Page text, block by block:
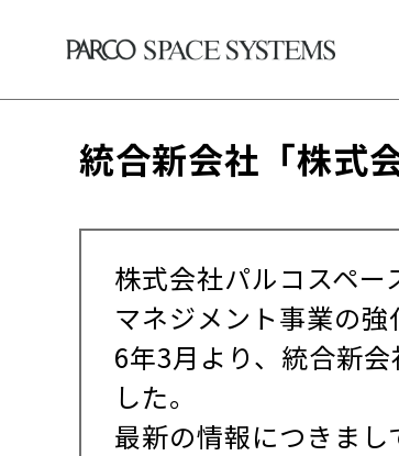
統合新会社「株式
株式会社パルコスペ
マネジメント事業の
6年3月より、統合新
した。
最新の情報につきまし